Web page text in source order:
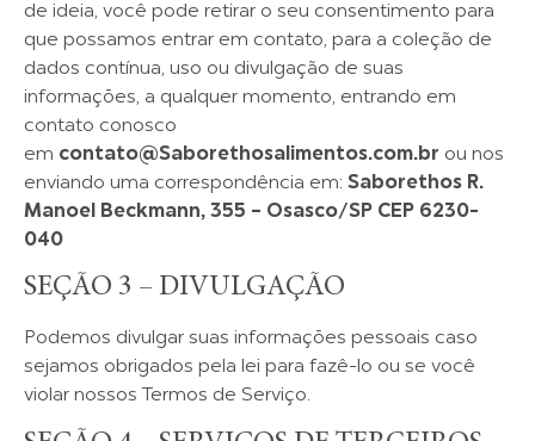
de ideia, você pode retirar o seu consentimento para
que possamos entrar em contato, para a coleção de
dados contínua, uso ou divulgação de suas
informações, a qualquer momento, entrando em
contato conosco
em contato@Saborethosalimentos.com.br ou nos
enviando uma correspondência em: Saborethos R.
Manoel Beckmann, 355 – Osasco/SP CEP 6230-
040
SEÇÃO 3 – DIVULGAÇÃO
Podemos divulgar suas informações pessoais caso
sejamos obrigados pela lei para fazê-lo ou se você
violar nossos Termos de Serviço.